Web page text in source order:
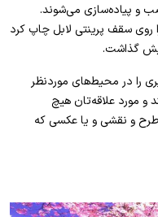
و پیاده‌سازی می‌شوند.
روی سقف پرینتی لابل چاپ کرد
گذاشت.
را در محیط‌های موردنظر
و مورد علاقه‌تان هیچ
طرح و نقشی و یا عکسی که